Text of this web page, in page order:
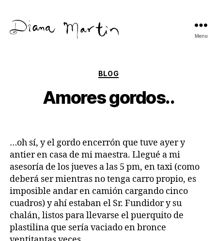
Menu
Categories
BLOG
Amores gordos..
…oh sí, y el gordo encerrón que tuve ayer y
antier en casa de mi maestra. Llegué a mi
asesoría de los jueves a las 5 pm, en taxi (como
deberá ser mientras no tenga carro propio, es
imposible andar en camión cargando cinco
cuadros) y ahí estaban el Sr. Fundidor y su
chalán, listos para llevarse el puerquito de
plastilina que sería vaciado en bronce